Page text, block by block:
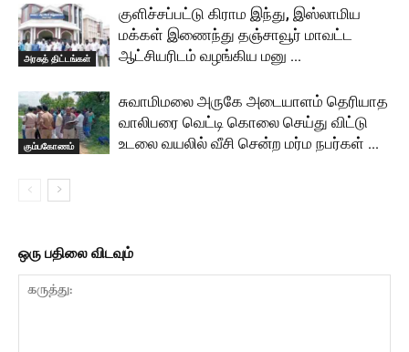
அரசுத் திட்டங்கள்
குளிச்சப்பட்டு கிராம இந்து, இஸ்லாமிய
மக்கள் இணைந்து தஞ்சாவூர் மாவட்ட
ஆட்சியரிடம் வழங்கிய மனு …
கும்பகோணம்
சுவாமிமலை அருகே அடையாளம் தெரியாத
வாலிபரை வெட்டி கொலை செய்து விட்டு
உடலை வயலில் வீசி சென்ற மர்ம நபர்கள் …
ஒரு பதிலை விடவும்